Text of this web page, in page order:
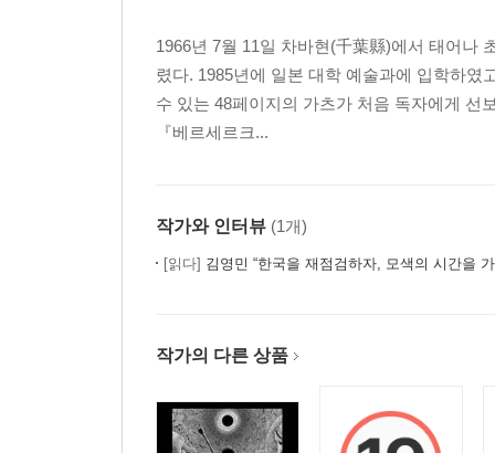
1966년 7월 11일 차바현(千葉縣)에서 태어나
렸다. 1985년에 일본 대학 예술과에 입학하였
수 있는 48페이지의 가츠가 처음 독자에게 선
『베르세르크...
작가와 인터뷰 (1개)
[읽다] 김영민 “한국을 재점검하자, 모색의 시간을
작가의 다른 상품